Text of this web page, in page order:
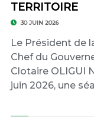
TERRITOIRE
30 JUIN 2026
Le Président de
Chef du
Clotaire OLIGUI
juin 2026, une